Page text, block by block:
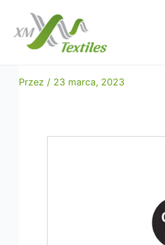
treści
Oeko-Tex 100
Przez / 23 marca, 2023